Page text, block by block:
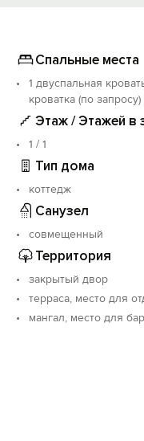
Спальные места
1 двуспальная
кроватка (по запросу)
Этаж / Этажей в
1 / 1
Тип дома
коттедж
Санузел
совмещенный
Территория
закрытый двор
терраса, место для
мангал, место для